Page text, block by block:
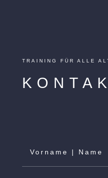
TRAINING FÜR ALLE